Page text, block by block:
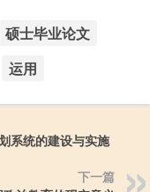
硕士毕业论文
运用
系统的建设与实施
下一篇